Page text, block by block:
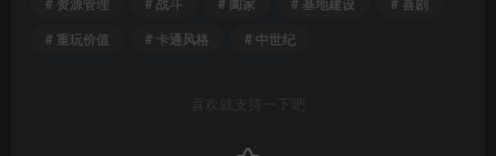
# 重玩价值
# 卡通风格 # 中世纪
喜欢就支持一下吧